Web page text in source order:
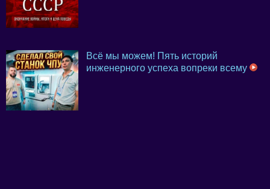
Всё мы можем! Пять историй
инженерного успеха вопреки всему